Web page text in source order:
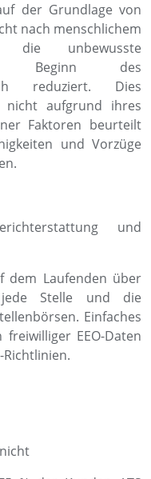
der Grundlage von
nach menschlichem
die unbewusste
zu Beginn des
reduziert. Dies
nicht aufgrund ihres
Faktoren beurteilt
und Vorzüge
und
dem Laufenden über
Stelle und die
Einfaches
EEO-Daten
Richtlinien.